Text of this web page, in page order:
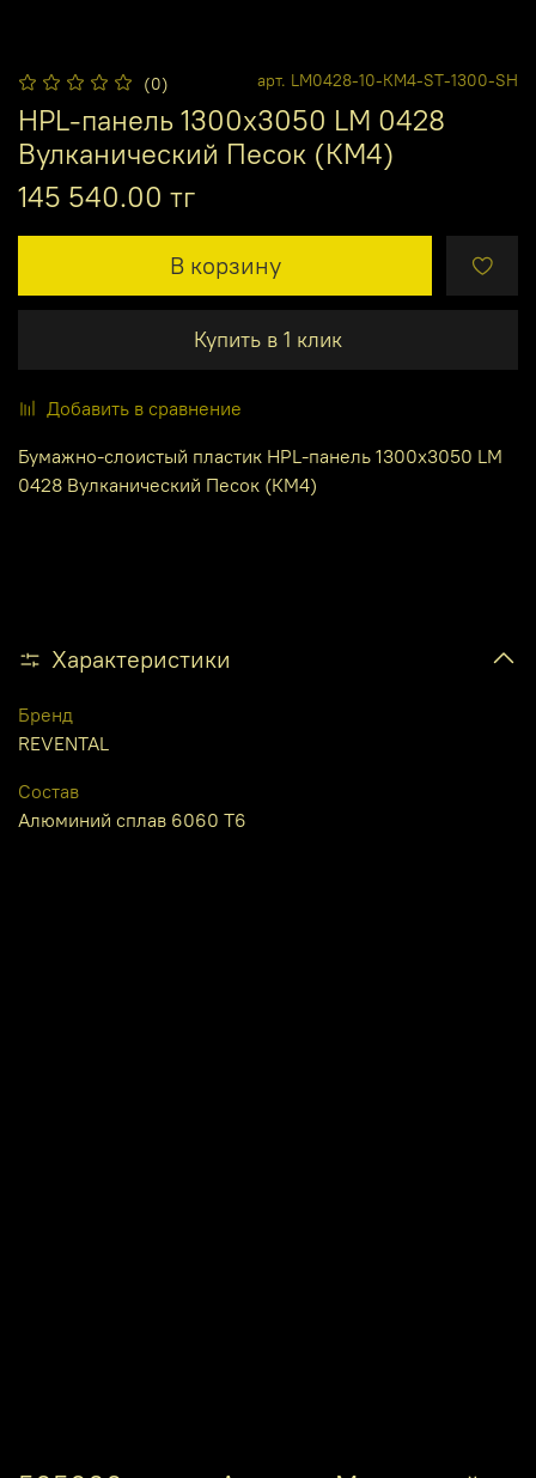
(0) арт. LM0428-10-КМ4-ST-1300-SH
HPL-панель 1300х3050 LM 0428
Вулканический Песок (КМ4)
145 540.00 тг
В корзину
Купить в 1 клик
Добавить в сравнение
Бумажно-слоистый пластик HPL-панель 1300х3050 LM
0428 Вулканический Песок (КМ4)
Характеристики
Бренд
REVENTAL
Состав
Алюминий сплав 6060 Т6